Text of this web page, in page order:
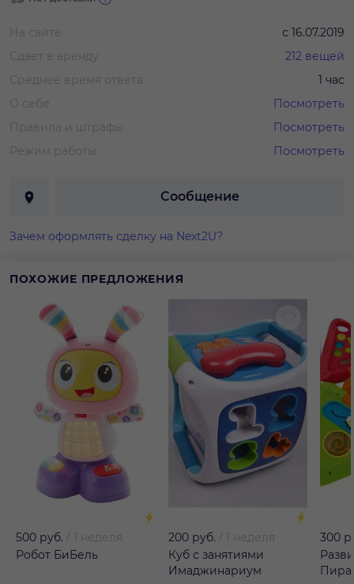
На сайте с 16.07.2019
Сдает в аренду
212 вещей
Среднее время ответа
1 час
О себе
Посмотреть
Правила и штрафы
Посмотреть
Режим работы
Посмотреть
Сообщение
Зачем оформлять сделку на Next2U?
ПОХОЖИЕ ПРЕДЛОЖЕНИЯ
500 руб.
1 неделя
Робот БиБель
200 руб.
1 неделя
Куб с занятиями
Имаджинариум
300